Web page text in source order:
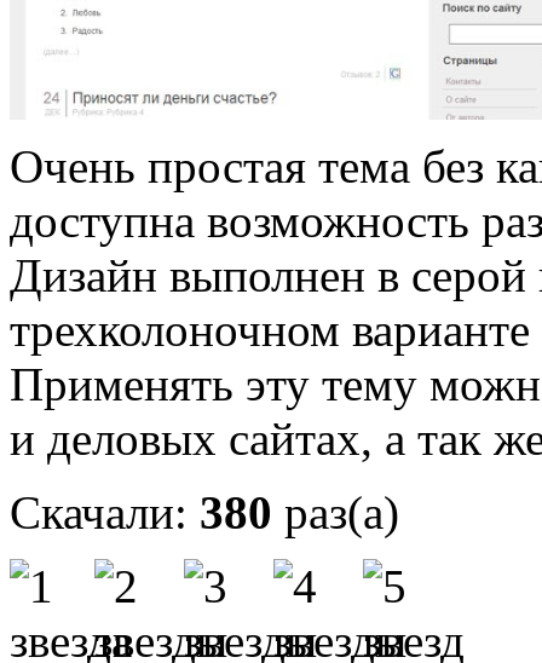
Очень простая тема без
доступна возможность
Дизайн выполнен в серой
трехколоночном
Применять эту тему
и деловых сайтах, а так
Скачали: 380 раз(а)